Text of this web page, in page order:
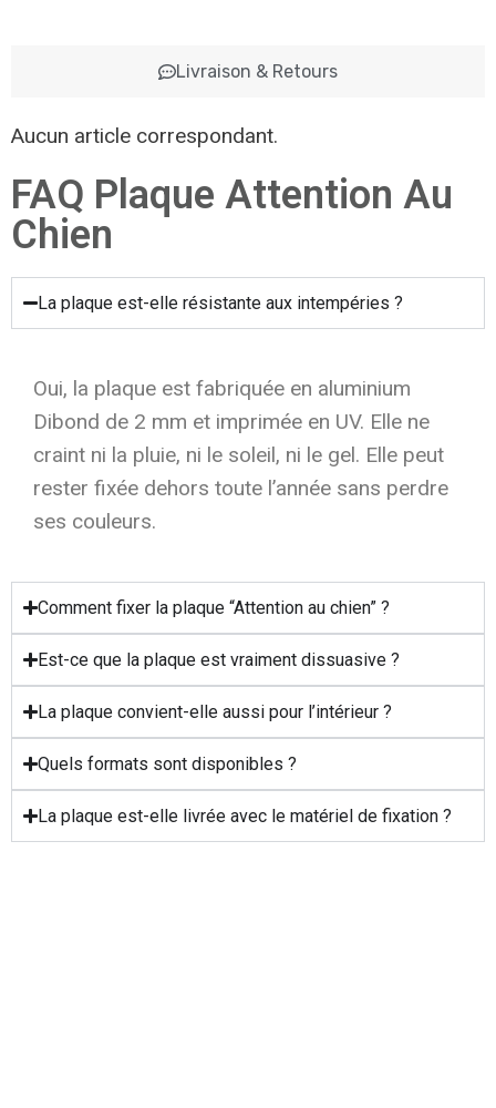
Livraison & Retours
Aucun article correspondant.
FAQ Plaque Attention Au
Chien
La plaque est-elle résistante aux intempéries ?
Oui, la plaque est fabriquée en aluminium
Dibond de 2 mm et imprimée en UV. Elle ne
craint ni la pluie, ni le soleil, ni le gel. Elle peut
rester fixée dehors toute l’année sans perdre
ses couleurs.
Comment fixer la plaque “Attention au chien” ?
Est-ce que la plaque est vraiment dissuasive ?
La plaque convient-elle aussi pour l’intérieur ?
Quels formats sont disponibles ?
La plaque est-elle livrée avec le matériel de fixation ?